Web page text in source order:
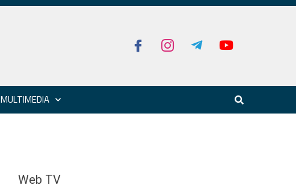
MULTIMEDIA
Web TV